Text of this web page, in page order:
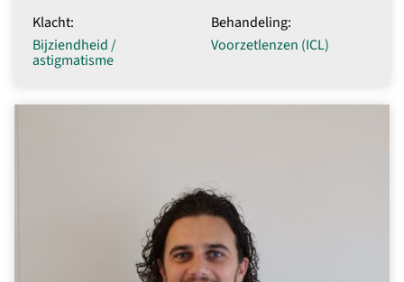
Klacht:
Bijziendheid /
astigmatisme
Behandeling:
Voorzetlenzen (ICL)